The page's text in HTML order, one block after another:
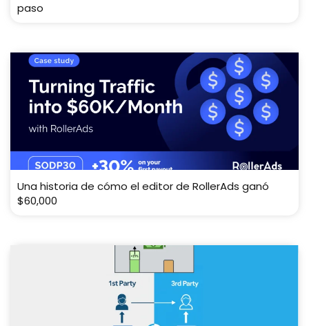
paso
Una historia de cómo el editor de RollerAds ganó
$60,000